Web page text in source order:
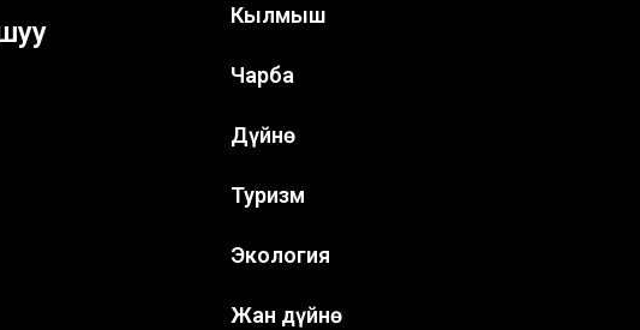
Кылмыш
Чарба
Дүйнө
Туризм
Экология
Жан дүйнө